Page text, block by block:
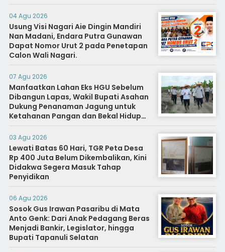
04 Agu 2026
Usung Visi Nagari Aie Dingin Mandiri
Nan Madani, Endara Putra Gunawan
Dapat Nomor Urut 2 pada Penetapan
Calon Wali Nagari.
07 Agu 2026
Manfaatkan Lahan Eks HGU Sebelum
Dibangun Lapas, Wakil Bupati Asahan
Dukung Penanaman Jagung untuk
Ketahanan Pangan dan Bekal Hidup
Warga Binaan
03 Agu 2026
Lewati Batas 60 Hari, TGR Peta Desa
Rp 400 Juta Belum Dikembalikan, Kini
Didakwa Segera Masuk Tahap
Penyidikan
06 Agu 2026
Sosok Gus Irawan Pasaribu di Mata
Anto Genk: Dari Anak Pedagang Beras
Menjadi Bankir, Legislator, hingga
Bupati Tapanuli Selatan